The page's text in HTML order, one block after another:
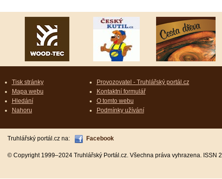
Tisk stránky
Mapa webu
Hledání
Nahoru
Provozovatel - Truhlářský portál.cz
Kontaktní formulář
O tomto webu
Podmínky užívání
Truhlářský portál.cz na: Facebook
© Copyright 1999–2024 Truhlářský Portál.cz. Všechna práva vyhrazena.